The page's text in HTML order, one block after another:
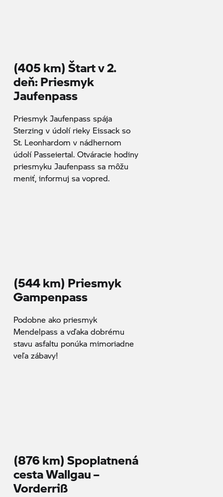
(405 km) Štart v 2.
deň: Priesmyk
Jaufenpass
Priesmyk Jaufenpass spája
Sterzing v údolí rieky Eissack so
St. Leonhardom v nádhernom
údolí Passeiertal. Otváracie hodiny
priesmyku Jaufenpass sa môžu
meniť, informuj sa vopred.
(544 km) Priesmyk
Gampenpass
Podobne ako priesmyk
Mendelpass a vďaka dobrému
stavu asfaltu ponúka mimoriadne
veľa zábavy!
(876 km) Spoplatnená
cesta Wallgau –
Vorderriß